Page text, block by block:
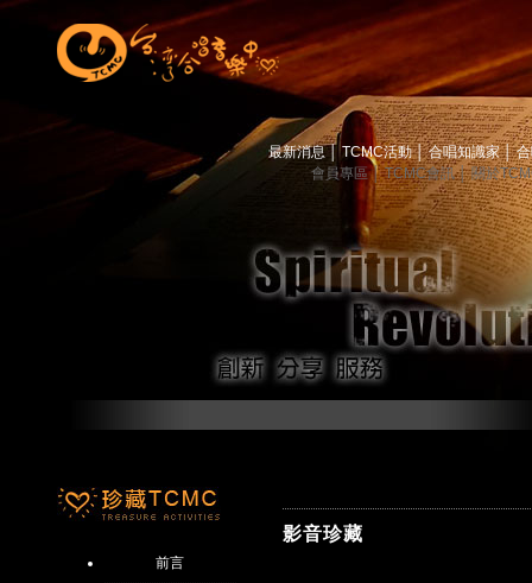
最新消息 TCMC活動│ 合唱知識家│
會員專區│ TCMC會訊│ 關於
前言
影音珍藏